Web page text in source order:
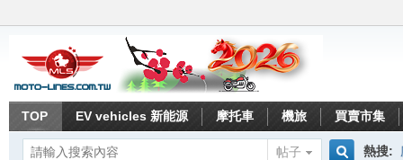
TOP EV vehicles 新能源 摩托車 機旅 買賣市集
帖子
熱搜: